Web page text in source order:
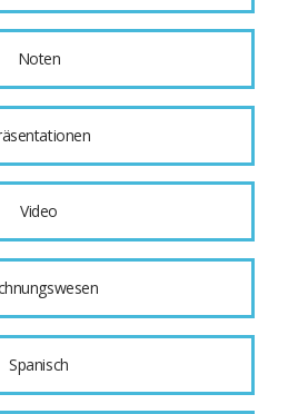
Noten
Video
Spanisch